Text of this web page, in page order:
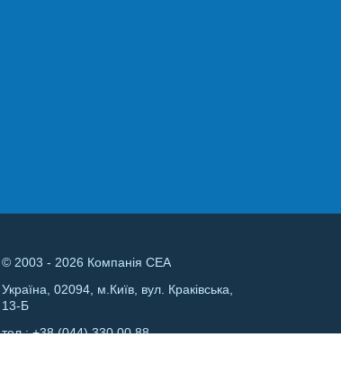
© 2003 - 2026 Компанія СЕА
Україна, 02094, м.Київ, вул. Краківська,
13-Б
тел.:+38 (044) 330 00 88